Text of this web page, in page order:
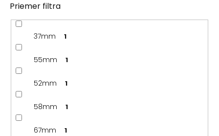
Priemer filtra
37mm 1
55mm 1
52mm 1
58mm 1
67mm 1